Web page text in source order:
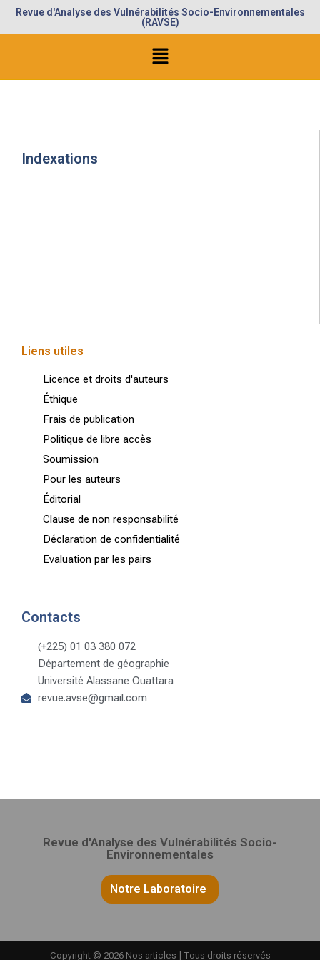
Revue d'Analyse des Vulnérabilités Socio-Environnementales
(RAVSE)
Indexations
Liens utiles
Licence et droits d'auteurs
Éthique
Frais de publication
Politique de libre accès
Soumission
Pour les auteurs
Éditorial
Clause de non responsabilité
Déclaration de confidentialité
Evaluation par les pairs
Contacts
(+225) 01 03 380 072
Département de géographie
Université Alassane Ouattara
revue.avse@gmail.com
Revue d'Analyse des Vulnérabilités Socio-
Environnementales
Notre Laboratoire
Copyright © 2026 Nos articles | Tous droits réservés